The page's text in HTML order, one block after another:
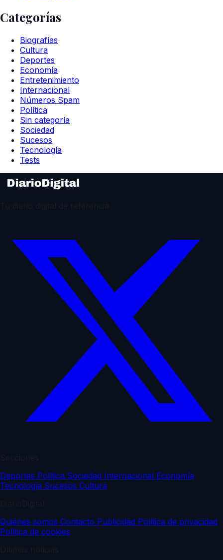
Categorías
Biografías
Cultura
Deportes
Economía
Entretenimiento
Internacional
Números Spam
Política
Sin categoría
Sociedad
Sucesos
Tecnología
Tests
Deportes Política Sociedad Internacional Economía
Tecnología Sucesos Cultura
Quiénes somos Contacto Publicidad Política de privacidad
Política de cookies